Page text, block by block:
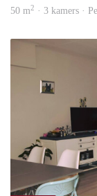
50 m2 · 3 kamers ·